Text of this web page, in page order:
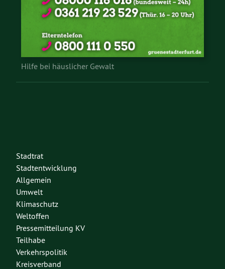
Hilfe bei häuslicher Gewalt
Stadtrat
Stadtentwicklung
Allgemein
Umwelt
Klimaschutz
Weltoffen
Pressemitteilung KV
Teilhabe
Verkehrspolitik
Kreisverband